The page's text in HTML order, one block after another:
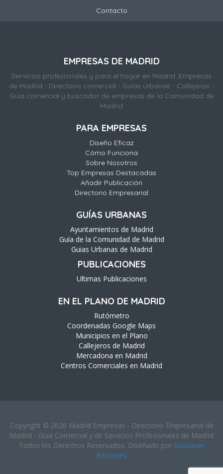
Contacto
EMPRESAS DE MADRID
Servicios profesionales y para el hogar en Madrid. Empresas
de Madrid - Directorio comercial - Guías urbanas - Callejeros -
Guía comercial y buscador de empresas de la Comunidad de
Madrid
PARA EMPRESAS
Diseño Eficaz
Cómo Funciona
Sobre Nosotros
Top Empresas Destacadas
Añadir Publicación
Directorio Empresarial
GUÍAS URBANAS
Ayuntamientos de Madrid
Guía de la Comunidad de Madrid
Guias Urbanas de Madrid
PUBLICACIONES
Ultimas Publicaciones
EN EL PLANO DE MADRID
Rutómetro
Coordenadas Google Maps
Municipios en el Plano
Callejeros de Madrid
Mercadona en Madrid
Centros Comerciales en Madrid
Copyright © 2026 Madrid Empresas - Directorio Empresarial de
Madrid - Guia Comercial y de Servicios Profesionales de Madrid
Todos los Derechos Reservados. Diseñado por Gonzaver
Ediciones